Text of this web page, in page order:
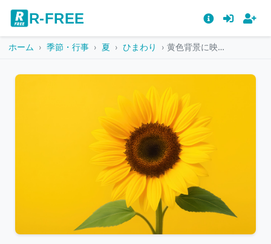
R-FREE
ホーム 季節・行事 夏 ひまわり 黄色背景に映えるひまわりの花